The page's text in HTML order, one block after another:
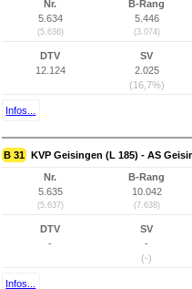
Nr.
5.634
(5.636)
B-Rang
5.446
(3.074)
DTV
12.124
SV
2.025
(16,7%)
Infos...
B 31 KVP Geisingen (L 185) - AS
Nr.
5.635
(5.637)
B-Rang
10.042
(7.638)
DTV
-
SV
-
(-)
Infos...